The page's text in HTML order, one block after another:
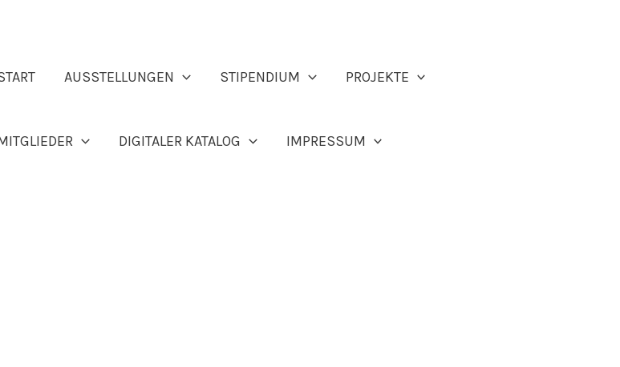
AUSSTELLUNGEN STIPENDIUM PROJEKTE
DIGITALER KATALOG IMPRESSUM